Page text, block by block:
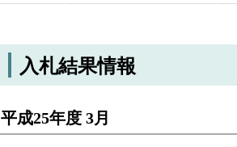
入札結果情報
平成25年度 3月